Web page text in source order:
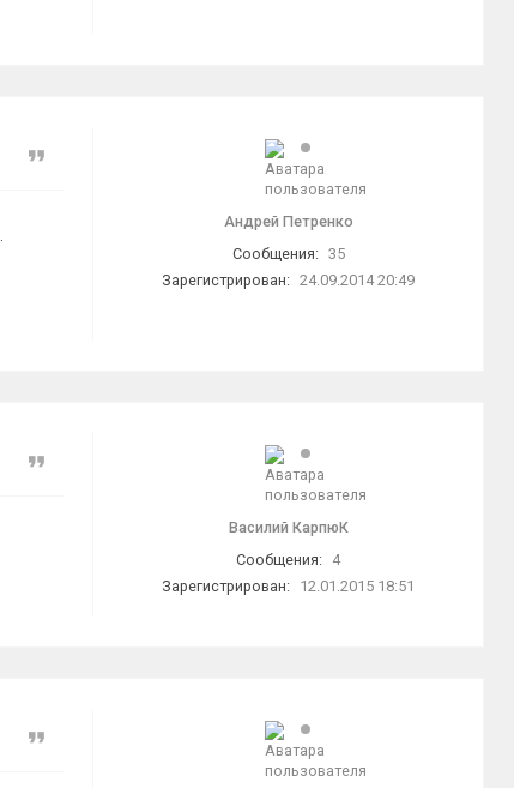
Андрей Петренко
Сообщения: 35
Зарегистрирован: 24.09.2014 20:49
Цитата
Василий КарпюК
Сообщения:
4
Зарегистрирован:
12.01.2015 18:51
Цитата
Цитата